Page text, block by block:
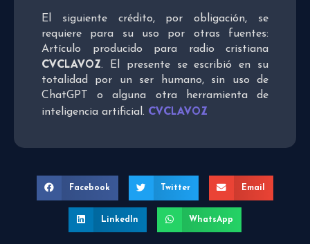
El siguiente crédito, por obligación, se
requiere para su uso por otras fuentes:
Artículo producido para radio cristiana
CVCLAVOZ. El presente se escribió en su
totalidad por un ser humano, sin uso de
ChatGPT o alguna otra herramienta de
inteligencia artificial. CVCLAVOZ
Facebook Twitter Email
LinkedIn WhatsApp